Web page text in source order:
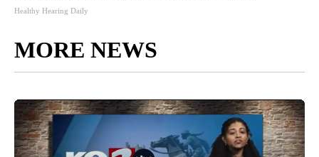
Healthy Hearing Daily
MORE NEWS